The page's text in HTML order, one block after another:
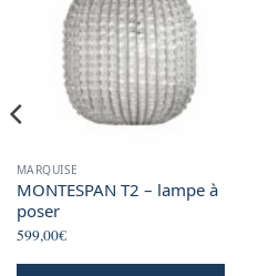
MARQUISE
MONTESPAN T2 – lampe à
poser
599,00€